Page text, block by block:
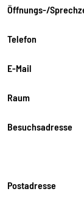
Öffnungs-/
Telefon
E-Mail
Raum
Besuchsadresse
Postadresse